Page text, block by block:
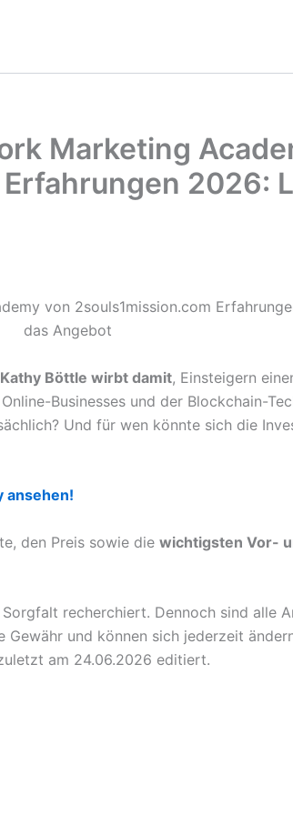
Marketing
2026:
Böttle wirbt damit, Einsteigern
Businesses und der Blockchain-
Und für wen könnte sich die
ansehen!
den Preis sowie die wichtigsten Vor-
recherchiert. Dennoch sind alle
Gewähr und können sich jederzeit
am 24.06.2026 editiert.